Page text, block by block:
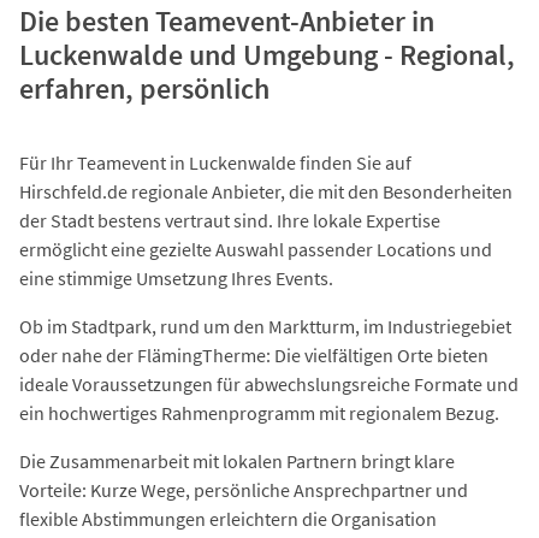
Die besten Teamevent-Anbieter in
Luckenwalde und Umgebung - Regional,
erfahren, persönlich
Für Ihr Teamevent in Luckenwalde finden Sie auf
Hirschfeld.de regionale Anbieter, die mit den Besonderheiten
der Stadt bestens vertraut sind. Ihre lokale Expertise
ermöglicht eine gezielte Auswahl passender Locations und
eine stimmige Umsetzung Ihres Events.
Ob im Stadtpark, rund um den Marktturm, im Industriegebiet
oder nahe der FlämingTherme: Die vielfältigen Orte bieten
ideale Voraussetzungen für abwechslungsreiche Formate und
ein hochwertiges Rahmenprogramm mit regionalem Bezug.
Die Zusammenarbeit mit lokalen Partnern bringt klare
Vorteile: Kurze Wege, persönliche Ansprechpartner und
flexible Abstimmungen erleichtern die Organisation